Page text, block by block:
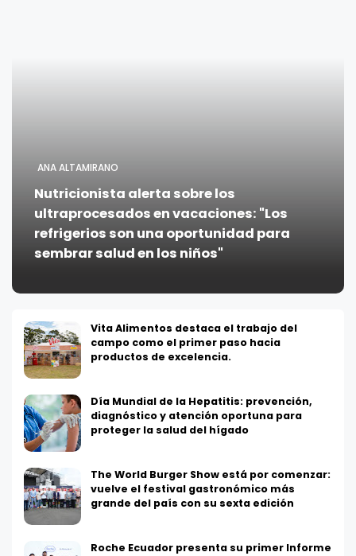
ANA ALTAMIRANO
Nutricionista alerta sobre los
ultraprocesados en vacaciones: "Los
refrigerios son una oportunidad para
sembrar salud en los niños"
Vita Alimentos destaca el trabajo del
campo como el primer paso hacia
productos de excelencia.
Día Mundial de la Hepatitis: prevención,
diagnóstico y atención oportuna para
proteger la salud del hígado
The World Burger Show está por comenzar:
vuelve el festival gastronómico más
grande del país con su sexta edición
Roche Ecuador presenta su primer Informe